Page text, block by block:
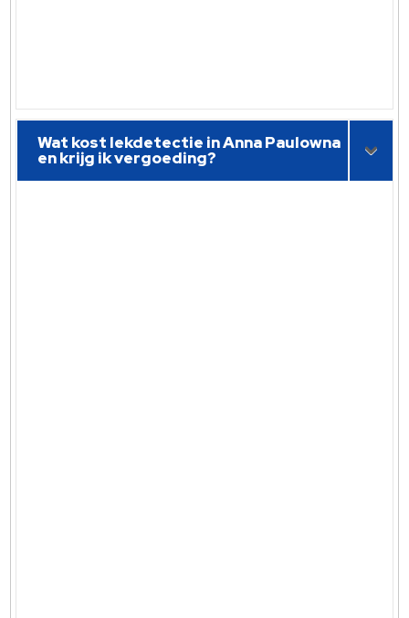
Wat kost lekdetectie in Anna Paulowna
en krijg ik vergoeding?